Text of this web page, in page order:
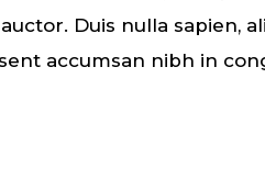
Duis nulla sapien,
accumsan nibh in